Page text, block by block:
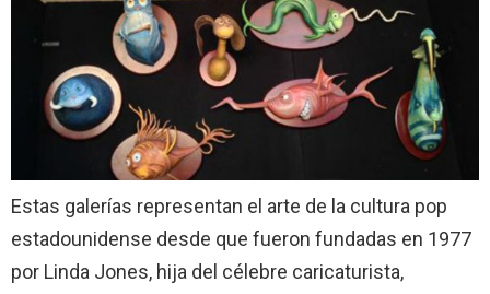
Estas galerías representan el arte de la cultura pop
estadounidense desde que fueron fundadas en 1977
por Linda Jones, hija del célebre caricaturista,